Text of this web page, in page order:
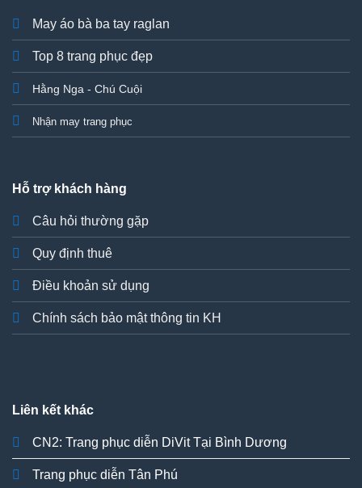
May áo bà ba tay raglan
Top 8 trang phục đẹp
Hằng Nga - Chú Cuội
Nhận may trang phục
Hỗ trợ khách hàng
Câu hỏi thường gặp
Quy định thuê
Điều khoản sử dụng
Chính sách bảo mật thông tin KH
Liên kết khác
CN2: Trang phục diễn DiVit Tại Bình Dương
Trang phục diễn Tân Phú